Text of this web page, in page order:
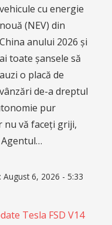
vehicule cu energie
nouă (NEV) din
China anului 2026 și
ai toate șansele să
auzi o placă de
vânzări de-a dreptul
pur
nu vă faceți griji,
August 6, 2026 - 5:33
Tesla FSD V14